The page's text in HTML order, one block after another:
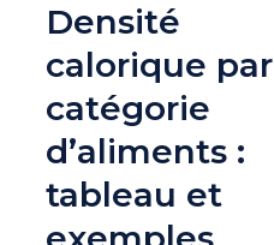
Densité
calorique par
catégorie
d’aliments :
tableau et